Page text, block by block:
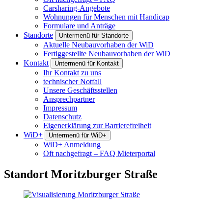
Carsharing-Angebote
Wohnungen für Menschen mit Handicap
Formulare und Anträge
Standorte
Untermenü für Standorte
Aktuelle Neubauvorhaben der WiD
Fertiggestellte Neubauvorhaben der WiD
Kontakt
Untermenü für Kontakt
Ihr Kontakt zu uns
technischer Notfall
Unsere Geschäftsstellen
Ansprechpartner
Impressum
Datenschutz
Eigenerklärung zur Barrierefreiheit
WiD+
Untermenü für WiD+
WiD+ Anmeldung
Oft nachgefragt – FAQ Mieterportal
Standort Moritzburger Straße